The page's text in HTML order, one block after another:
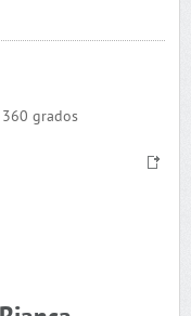
360 grados